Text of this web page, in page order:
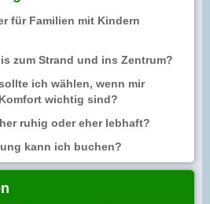
für Familien mit Kindern
zum Strand und ins Zentrum?
ich wählen, wenn mir
wichtig sind?
ruhig oder eher lebhaft?
kann ich buchen?